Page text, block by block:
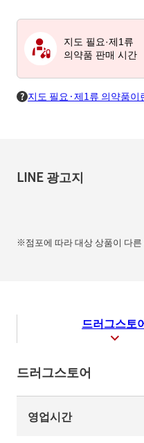
지도 필요·제1류
의약품 판매 시간
지도 필요·제1류 의약품이
LINE 광고지
※점포에 따라 대상 상품이 다
드러그스토
드러그스토어
영업시간